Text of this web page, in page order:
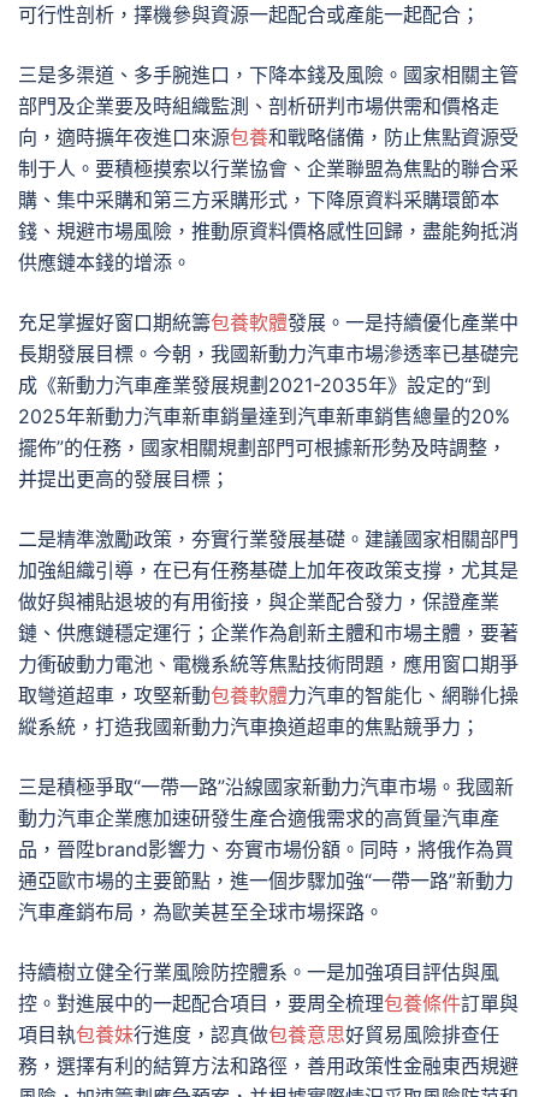
可行性剖析，擇機參與資源一起配合或產能一起配合；
三是多渠道、多手腕進口，下降本錢及風險。國家相關主管
部門及企業要及時組織監測、剖析研判市場供需和價格走
向，適時擴年夜進口來源包養和戰略儲備，防止焦點資源受
制于人。要積極摸索以行業協會、企業聯盟為焦點的聯合采
購、集中采購和第三方采購形式，下降原資料采購環節本
錢、規避市場風險，推動原資料價格感性回歸，盡能夠抵消
供應鏈本錢的增添。
充足掌握好窗口期統籌包養軟體發展。一是持續優化產業中
長期發展目標。今朝，我國新動力汽車市場滲透率已基礎完
成《新動力汽車產業發展規劃2021-2035年》設定的“到
2025年新動力汽車新車銷量達到汽車新車銷售總量的20%
擺佈”的任務，國家相關規劃部門可根據新形勢及時調整，
并提出更高的發展目標；
二是精準激勵政策，夯實行業發展基礎。建議國家相關部門
加強組織引導，在已有任務基礎上加年夜政策支撐，尤其是
做好與補貼退坡的有用銜接，與企業配合發力，保證產業
鏈、供應鏈穩定運行；企業作為創新主體和市場主體，要著
力衝破動力電池、電機系統等焦點技術問題，應用窗口期爭
取彎道超車，攻堅新動包養軟體力汽車的智能化、網聯化操
縱系統，打造我國新動力汽車換道超車的焦點競爭力；
三是積極爭取“一帶一路”沿線國家新動力汽車市場。我國新
動力汽車企業應加速研發生產合適俄需求的高質量汽車產
品，晉陞brand影響力、夯實市場份額。同時，將俄作為買
通亞歐市場的主要節點，進一個步驟加強“一帶一路”新動力
汽車產銷布局，為歐美甚至全球市場探路。
持續樹立健全行業風險防控體系。一是加強項目評估與風
控。對進展中的一起配合項目，要周全梳理包養條件訂單與
項目執包養妹行進度，認真做包養意思好貿易風險排查任
務，選擇有利的結算方法和路徑，善用政策性金融東西規避